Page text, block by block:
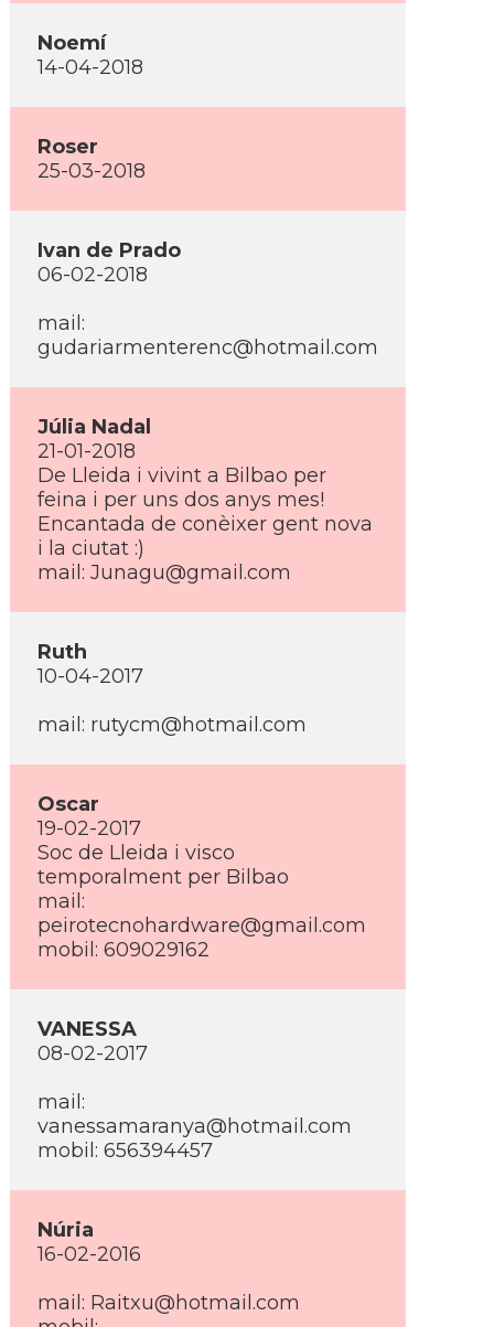
Noemí­
14-04-2018
Roser
25-03-2018
Ivan de Prado
06-02-2018
mail:
gudariarmenterenc@hotmail.com
Júlia Nadal
21-01-2018
De Lleida i vivint a Bilbao per
feina i per uns dos anys mes!
Encantada de conèixer gent nova
i la ciutat :)
mail: Junagu@gmail.com
Ruth
10-04-2017
mail: rutycm@hotmail.com
Oscar
19-02-2017
Soc de Lleida i visco
temporalment per Bilbao
mail:
peirotecnohardware@gmail.com
mobil: 609029162
VANESSA
08-02-2017
mail:
vanessamaranya@hotmail.com
mobil: 656394457
Núria
16-02-2016
mail: Raitxu@hotmail.com